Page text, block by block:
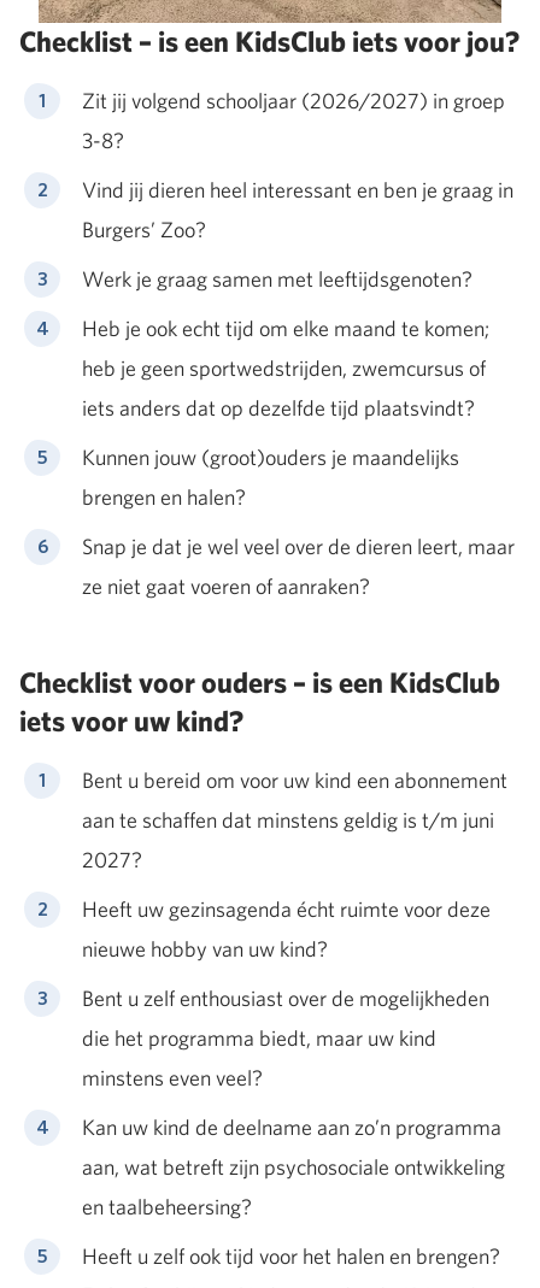
Checklist – is een KidsClub iets voor jou?
Zit jij volgend schooljaar (2026/2027) in groep
3-8?
Vind jij dieren heel interessant en ben je graag in
Burgers’ Zoo?
Werk je graag samen met leeftijdsgenoten?
Heb je ook echt tijd om elke maand te komen;
heb je geen sportwedstrijden, zwemcursus of
iets anders dat op dezelfde tijd plaatsvindt?
Kunnen jouw (groot)ouders je maandelijks
brengen en halen?
Snap je dat je wel veel over de dieren leert, maar
ze niet gaat voeren of aanraken?
Checklist voor ouders – is een KidsClub
iets voor uw kind?
Bent u bereid om voor uw kind een abonnement
aan te schaffen dat minstens geldig is t/m juni
2027?
Heeft uw gezinsagenda écht ruimte voor deze
nieuwe hobby van uw kind?
Bent u zelf enthousiast over de mogelijkheden
die het programma biedt, maar uw kind
minstens even veel?
Kan uw kind de deelname aan zo’n programma
aan, wat betreft zijn psychosociale ontwikkeling
en taalbeheersing?
Heeft u zelf ook tijd voor het halen en brengen?